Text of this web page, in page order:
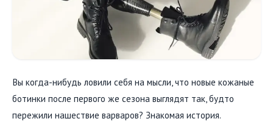
Вы когда-нибудь ловили себя на мысли, что новые кожаные
ботинки после первого же сезона выглядят так, будто
пережили нашествие варваров? Знакомая история.